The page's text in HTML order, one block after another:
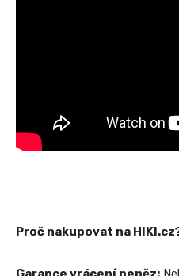
Proč nakupovat na